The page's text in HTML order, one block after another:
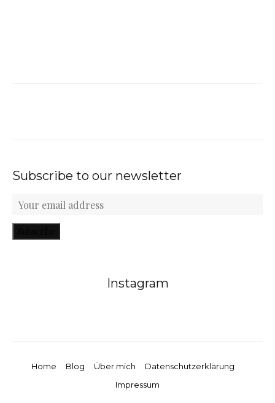
Subscribe to our newsletter
Instagram
Home Blog Über mich
Datenschutzerklärung
Impressum